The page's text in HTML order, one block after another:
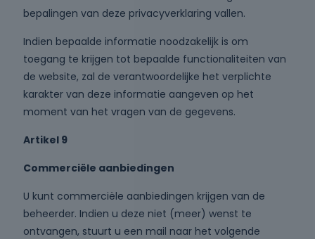
bepalingen van deze privacyverklaring vallen.
Indien bepaalde informatie noodzakelijk is om
toegang te krijgen tot bepaalde functionaliteiten van
de website, zal de verantwoordelijke het verplichte
karakter van deze informatie aangeven op het
moment van het vragen van de gegevens.
Artikel 9
Commerciële aanbiedingen
U kunt commerciële aanbiedingen krijgen van de
beheerder. Indien u deze niet (meer) wenst te
ontvangen, stuurt u een mail naar het volgende